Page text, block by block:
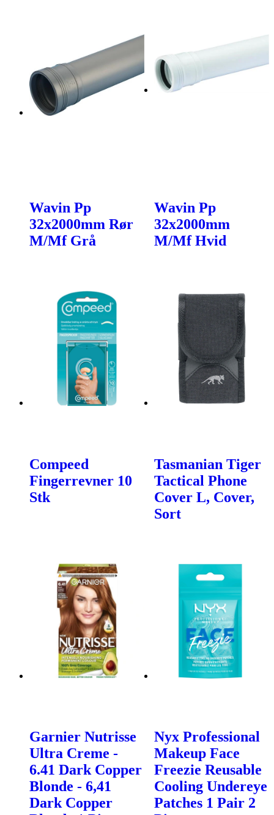
Wavin Pp
32x2000mm Rør
M/Mf Grå
Wavin Pp
32x2000mm
M/Mf Hvid
Compeed
Fingerrevner 10
Stk
Tasmanian Tiger
Tactical Phone
Cover L, Cover,
Sort
Garnier Nutrisse
Ultra Creme -
6.41 Dark Copper
Blonde - 6,41
Dark Copper
Nyx Professional
Makeup Face
Freezie Reusable
Cooling Undereye
Patches 1 Pair 2